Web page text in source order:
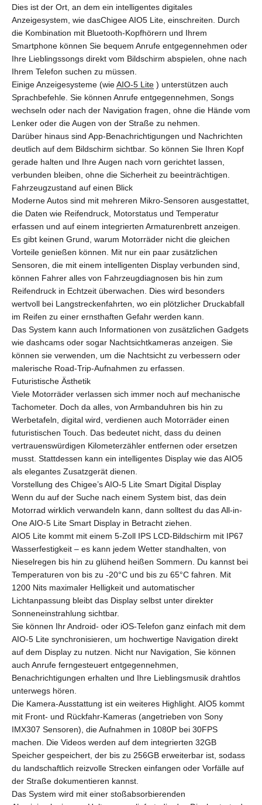
Dies ist der Ort, an dem ein intelligentes digitales
Anzeigesystem, wie dasChigee AIO5 Lite , einschreiten. Durch
die Kombination mit Bluetooth-Kopfhörern und Ihrem
Smartphone können Sie bequem Anrufe entgegennehmen oder
Ihre Lieblingssongs direkt vom Bildschirm abspielen, ohne nach
Ihrem Telefon suchen zu müssen.
Einige Anzeigesysteme (wieAIO-5 Lite ) unterstützen auch
Sprachbefehle. Sie können Anrufe entgegennehmen, Songs
wechseln oder nach der Navigation fragen, ohne die Hände vom
Lenker oder die Augen von der Straße zu nehmen.
Darüber hinaus sind App-Benachrichtigungen und Nachrichten
deutlich auf dem Bildschirm sichtbar. So können Sie Ihren Kopf
gerade halten und Ihre Augen nach vorn gerichtet lassen,
verbunden bleiben, ohne die Sicherheit zu beeinträchtigen.
Fahrzeugzustand auf einen Blick
Moderne Autos sind mit mehreren Mikro-Sensoren ausgestattet,
die Daten wie Reifendruck, Motorstatus und Temperatur
erfassen und auf einem integrierten Armaturenbrett anzeigen.
Es gibt keinen Grund, warum Motorräder nicht die gleichen
Vorteile genießen können. Mit nur ein paar zusätzlichen
Sensoren, die mit einem intelligenten Display verbunden sind,
können Fahrer alles von Fahrzeugdiagnosen bis hin zum
Reifendruck in Echtzeit überwachen. Dies wird besonders
wertvoll bei Langstreckenfahrten, wo ein plötzlicher Druckabfall
im Reifen zu einer ernsthaften Gefahr werden kann.
Das System kann auch Informationen von zusätzlichen Gadgets
wie dashcams oder sogar Nachtsichtkameras anzeigen. Sie
können sie verwenden, um die Nachtsicht zu verbessern oder
malerische Road-Trip-Aufnahmen zu erfassen.
Futuristische Ästhetik
Viele Motorräder verlassen sich immer noch auf mechanische
Tachometer. Doch da alles, von Armbanduhren bis hin zu
Werbetafeln, digital wird, verdienen auch Motorräder einen
futuristischen Touch. Das bedeutet nicht, dass du deinen
vertrauenswürdigen Kilometerzähler entfernen oder ersetzen
musst. Stattdessen kann ein intelligentes Display wie das AIO5
als elegantes Zusatzgerät dienen.
Vorstellung des Chigee’s AIO-5 Lite Smart Digital Display
Wenn du auf der Suche nach einem System bist, das dein
Motorrad wirklich verwandeln kann, dann solltest du das All-in-
One AIO-5 Lite Smart Display in Betracht ziehen.
AIO5 Lite kommt mit einem 5-Zoll IPS LCD-Bildschirm mit IP67
Wasserfestigkeit – es kann jedem Wetter standhalten, von
Nieselregen bis hin zu glühend heißen Sommern. Du kannst bei
Temperaturen von bis zu -20°C und bis zu 65°C fahren. Mit
1200 Nits maximaler Helligkeit und automatischer
Lichtanpassung bleibt das Display selbst unter direkter
Sonneneinstrahlung sichtbar.
Sie können Ihr Android- oder iOS-Telefon ganz einfach mit dem
AIO-5 Lite synchronisieren, um hochwertige Navigation direkt
auf dem Display zu nutzen. Nicht nur Navigation, Sie können
auch Anrufe ferngesteuert entgegennehmen,
Benachrichtigungen erhalten und Ihre Lieblingsmusik drahtlos
unterwegs hören.
Die Kamera-Ausstattung ist ein weiteres Highlight. AIO5 kommt
mit Front- und Rückfahr-Kameras (angetrieben von Sony
IMX307 Sensoren), die Aufnahmen in 1080P bei 30FPS
machen. Die Videos werden auf dem integrierten 32GB
Speicher gespeichert, der bis zu 256GB erweiterbar ist, sodass
du landschaftlich reizvolle Strecken einfangen oder Vorfälle auf
der Straße dokumentieren kannst.
Das System wird mit einer stoßabsorbierenden